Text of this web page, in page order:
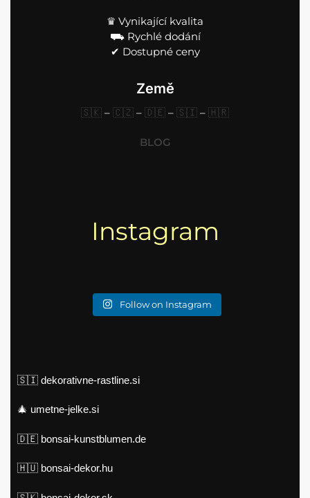
♛ Vynikající kvalita
⛟ Rychlé dodání
✔︎ Dostupné ceny
Země
🇸🇰 – 🇨🇿 – 🇩🇪 – 🇸🇮 – 🇭🇷
BLOG
Instagram
Follow on Instagram
🇸🇮 dekorativne-rastline.si
🎄 umetne-jelke.si
🇩🇪 bonsai-kunstblumen.de
🇭🇺 bonsai-dekor.hu